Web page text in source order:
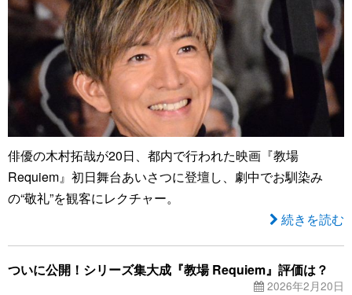
俳優の木村拓哉が20日、都内で行われた映画『教場
Requiem』初日舞台あいさつに登壇し、劇中でお馴染み
の“敬礼”を観客にレクチャー。
続きを読む
ついに公開！シリーズ集大成『教場 Requiem』評価は？
2026年2月20日